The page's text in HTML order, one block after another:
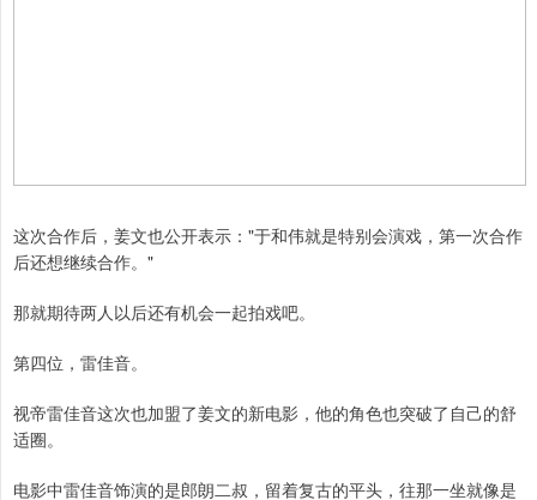
这次合作后，姜文也公开表示："于和伟就是特别会演戏，第一次合作
后还想继续合作。"
那就期待两人以后还有机会一起拍戏吧。
第四位，雷佳音。
视帝雷佳音这次也加盟了姜文的新电影，他的角色也突破了自己的舒
适圈。
电影中雷佳音饰演的是郎朗二叔，留着复古的平头，往那一坐就像是